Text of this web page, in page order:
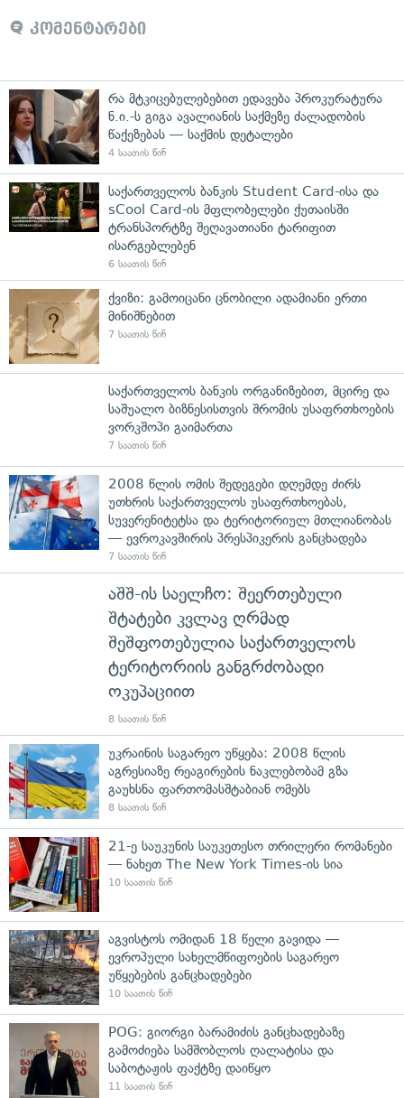
კომენტარები
რა მტკიცებულებებით ედავება პროკურატურა
ნ.ი.-ს გიგა ავალიანის საქმეზე ძალადობის
წაქეზებას — საქმის დეტალები
4 საათის წინ
საქართველოს ბანკის Student Card-ისა და
sCool Card-ის მფლობელები ქუთაისში
ტრანსპორტზე შეღავათიანი ტარიფით
ისარგებლებენ
6 საათის წინ
ქვიზი: გამოიცანი ცნობილი ადამიანი ერთი
მინიშნებით
7 საათის წინ
საქართველოს ბანკის ორგანიზებით, მცირე და
საშუალო ბიზნესისთვის შრომის უსაფრთხოების
ვორკშოპი გაიმართა
7 საათის წინ
2008 წლის ომის შედეგები დღემდე ძირს
უთხრის საქართველოს უსაფრთხოებას,
სუვერენიტეტსა და ტერიტორიულ მთლიანობას
— ევროკავშირის პრესპიკერის განცხადება
7 საათის წინ
აშშ-ის საელჩო: შეერთებული
შტატები კვლავ ღრმად
შეშფოთებულია საქართველოს
ტერიტორიის განგრძობადი
ოკუპაციით
8 საათის წინ
უკრაინის საგარეო უწყება: 2008 წლის
აგრესიაზე რეაგირების ნაკლებობამ გზა
გაუხსნა ფართომასშტაბიან ომებს
8 საათის წინ
21-ე საუკუნის საუკეთესო თრილერი რომანები
— ნახეთ The New York Times-ის სია
10 საათის წინ
აგვისტოს ომიდან 18 წელი გავიდა —
ევროპული სახელმწიფოების საგარეო
უწყებების განცხადებები
10 საათის წინ
POG: გიორგი ბარამიძის განცხადებაზე
გამოძიება სამშობლოს ღალატისა და
საბოტაჟის ფაქტზე დაიწყო
11 საათის წინ